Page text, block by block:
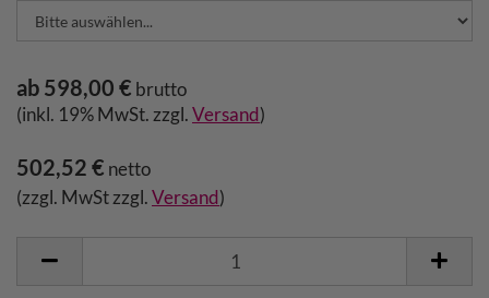
ab 598,00 € brutto
(inkl. 19% MwSt. zzgl. Versand )
502,52 € netto
(zzgl. MwSt zzgl. Versand)